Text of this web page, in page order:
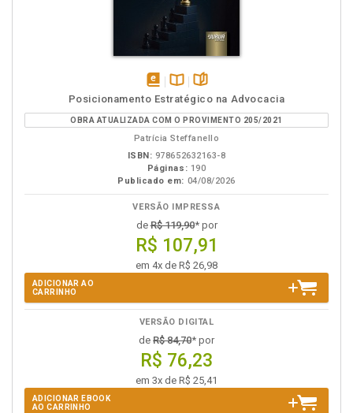
disponível
em
eBook
Disponível
na
B.V.
páginas
Posicionamento Estratégico na Advocacia
OBRA ATUALIZADA COM O PROVIMENTO 205/2021
Patrícia Steffanello
ISBN: 978652632163-8
Páginas: 190
Publicado em: 04/08/2026
VERSÃO IMPRESSA
deR$ 119,90* por
R$ 107,91
em 4x de R$ 26,98
ADICIONAR AO
CARRINHO
VERSÃO DIGITAL
de R$ 84,70* por
R$ 76,23
em 3x de R$ 25,41
ADICIONAR EBOOK
AO CARRINHO